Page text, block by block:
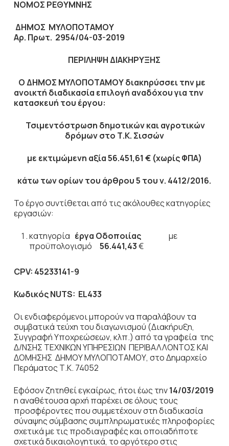
ΝΟΜΟΣ ΡΕΘΥΜΝΗΣ
ΔΗΜΟΣ ΜΥΛΟΠΟΤΑΜΟΥ
Αρ. Πρωτ. 2954/04-03-2019
ΠΕΡΙΛΗΨΗ ΔΙΑΚΗΡΥΞΗΣ
Ο ΔΗΜΟΣ ΜΥΛΟΠΟΤΑΜΟΥ διακηρύσσει την με
ανοικτή διαδικασία επιλογή αναδόχου για την
κατασκευή του έργου:
Τσιμεντόστρωση δημοτικών και αγροτικών
δρόμων στο Τ.Κ. Σισσών
με εκτιμώμενη αξία56.451,61 € (χωρίς ΦΠΑ)
κάτω των ορίων του άρθρου 5 του ν. 4412/2016.
Το έργο συντίθεται από τις ακόλουθες κατηγορίες
εργασιών:
κατηγορία έργα Οδοποιίας
με
προϋπολογισμό
56.441,43€
CPV: 45233141-9
ΚωδικόςNUTS: EL433
Οι ενδιαφερόμενοι μπορούν να παραλάβουν τα
συμβατικά τεύχη του διαγωνισμού (Διακήρυξη,
Συγγραφή Υποχρεώσεων, κλπ.) από τα γραφεία της
Δ/ΝΣΗΣ ΤΕΧΝΙΚΩΝ ΥΠΗΡΕΣΙΩΝ ΠΕΡΙΒΑΛΛΟΝΤΟΣ ΚΑΙ
ΔΟΜΗΣΗΣ ΔΗΜΟΥ ΜΥΛΟΠΟΤΑΜΟΥ, στο Δημαρχείο
Περάματος Τ.Κ. 74052
Εφόσον ζητηθεί εγκαίρως, ήτοι έως την14/03/2019
η αναθέτουσα αρχή παρέχει σε όλους τους
προσφέροντες που συμμετέχουν στη διαδικασία
σύναψης σύμβασης συμπληρωματικές πληροφορίες
σχετικά με τις προδιαγραφές και οποιαδήποτε
σχετικά δικαιολογητικά, το αργότερο στις